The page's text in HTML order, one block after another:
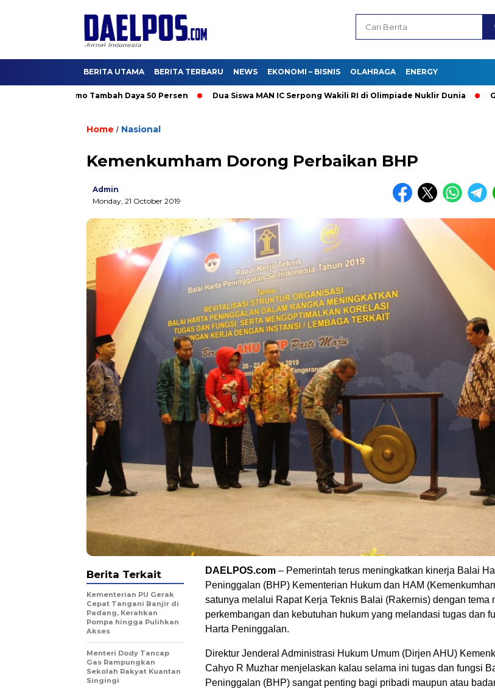
BERITA UTAMA BERITA TERBARU NEWS EKONOMI – BISNIS OLAHRAGA ENERGY
Promo Tambah Daya 50 Persen Dua Siswa MAN IC Serpong Wakili RI di Olimpiade Nuklir Dunia Gaspol
Home / Nasional
Kemenkumham Dorong Perbaikan BHP
Admin
Monday, 21 October 2019
DAELPOS.com – Pemerintah terus meningkatkan kinerja Balai
Peninggalan (BHP) Kementerian Hukum dan HAM
satunya melalui Rapat Kerja Teknis Balai (Rakernis) dengan tema
perkembangan dan kebutuhan hukum yang melandasi tugas dan
Harta Peninggalan.
Direktur Jenderal Administrasi Hukum Umum (Dirjen AHU)
Cahyo R Muzhar menjelaskan kalau selama ini tugas dan fungsi
Peninggalan (BHP) sangat penting bagi pribadi maupun atau
Berita Terkait
Kementerian PU Gerak
Cepat Tangani Banjir di
Padang, Kerahkan
Pompa hingga Pulihkan
Akses
Menteri Dody Tancap
Gas Rampungkan
Sekolah Rakyat Kuantan
Singingi